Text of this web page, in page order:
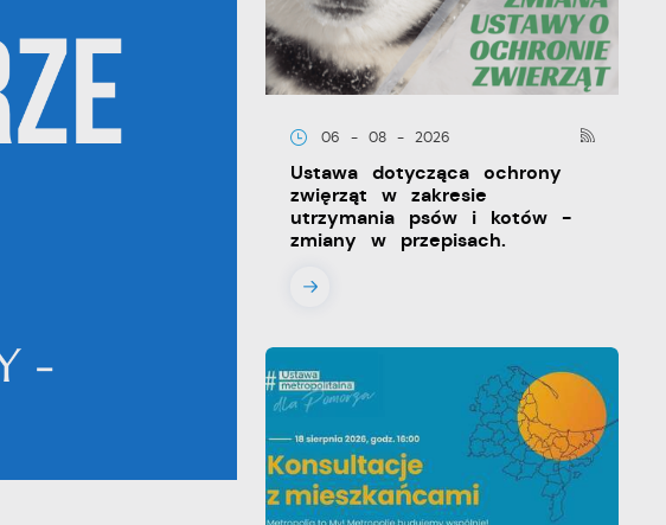
06 - 08 - 2026
Ustawa dotycząca ochrony
zwięrząt w zakresie
utrzymania psów i kotów -
zmiany w przepisach.